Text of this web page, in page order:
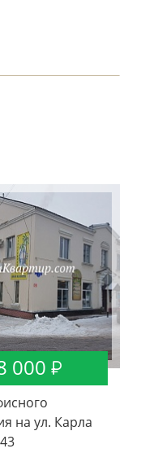
000
на ул. Карла